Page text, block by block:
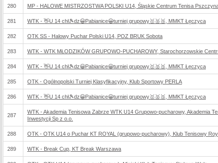
280 MP - HALOWE MISTRZOSTWA POLSKI U14, Śląskie Centrum Tenisa
281 WTK - 👋U 14 chł🎾dz😀Pabianice😀turniej grupowy🥇🥈🥉, MMKT Łęczyca
282 OTK SS - Halowy Puchar Polski U14, POZ BRUK Sobota
283 WTK - WTK MŁODZIKÓW GRUPOWO-PUCHAROWY, Starochorzowskie
284 WTK - 👋U 14 chł🎾dz😀Pabianice😀turniej grupowy🥇🥈🥉, MMKT Łęczyca
285 OTK - Ogólnopolski Turniej Klasyfikacyjny, Klub Sportowy PERLA
286 WTK - 👋U 14 chł🎾dz😀Pabianice😀turniej grupowy🥇🥈🥉, MMKT Łęczyca
287
WTK - Akademia Tenisowa Zabrze WTK U14 Grupowo-pucharowy, Akademia
Inwestycji Sp z o.o.
288 OTK - OTK U14 o Puchar KT ROYAL (grupowo-pucharowy), Klub Tenisowy
289 WTK - Break Cup, KT Break Warszawa